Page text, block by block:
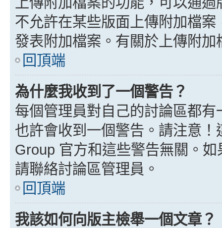
不允許在某些版面上傳附加檔
發表附加檔案。有關於上傳附
回頂端
為什麼我收到了一個警告？
每個管理員對自己的討論區都
也許會收到一個警告。請注意
Group 官方和這些警告無關。
請聯絡討論區管理員。
回頂端
我該如何向版主檢舉一個文章？